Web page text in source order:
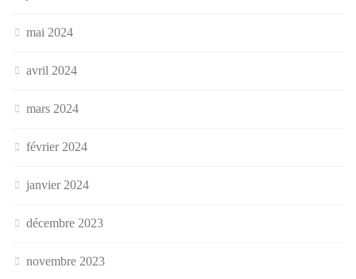
mai 2024
avril 2024
mars 2024
février 2024
janvier 2024
décembre 2023
novembre 2023